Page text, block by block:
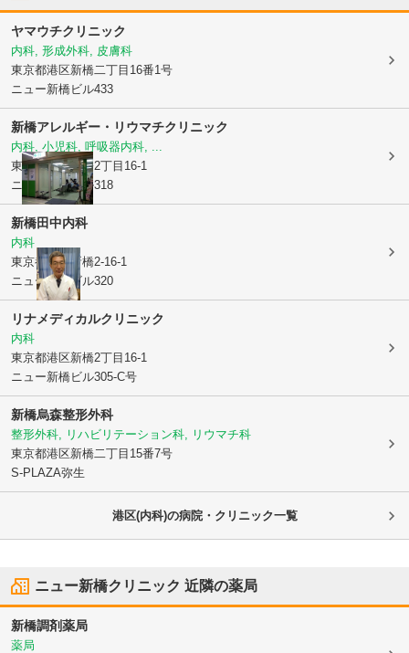
ヤマウチクリニック
内科, 形成外科, 皮膚科
東京都港区新橋二丁目16番1号
ニュー新橋ビル433
新橋アレルギー・リウマチクリニック
内科, 小児科, 呼吸器内科, ...
東京都港区新橋2丁目16-1
ニュー新橋ビル318
新橋田中内科
内科
東京都港区新橋2-16-1
ニュー新橋ビル320
リナメディカルクリニック
内科
東京都港区新橋2丁目16-1
ニュー新橋ビル305-C号
新橋烏森整形外科
整形外科, リハビリテーション科, リウマチ科
東京都港区新橋二丁目15番7号
S-PLAZA弥生
港区(内科)の病院・クリニック一覧
ニュー新橋クリニック 近隣の薬局
新橋調剤薬局
薬局